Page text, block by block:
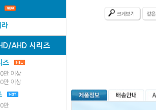
라
AHD 시리즈
즈
만 이상
만 이상
만